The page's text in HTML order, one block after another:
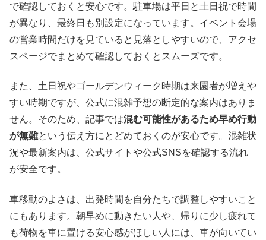
で確認しておくと安心です。駐車場は平日と土日祝で時間
が異なり、最終日も別設定になっています。イベント会場
の営業時間だけを見ていると見落としやすいので、アクセ
スページでまとめて確認しておくとスムーズです。
また、土日祝やゴールデンウィーク時期は来園者が増えや
すい時期ですが、公式に混雑予想の断定的な案内はありま
せん。そのため、記事では混む可能性があるため早め行動
が無難という伝え方にとどめておくのが安心です。混雑状
況や最新案内は、公式サイトや公式SNSを確認する流れ
が安全です。
車移動のよさは、出発時間を自分たちで調整しやすいこと
にもあります。朝早めに動きたい人や、帰りに少し疲れて
も荷物を車に置ける安心感がほしい人には、車が向いてい